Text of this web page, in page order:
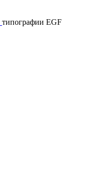
типографии EGF